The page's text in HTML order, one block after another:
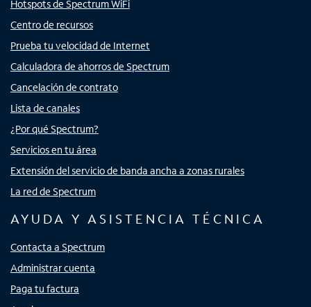
Hotspots de Spectrum WiFi
Centro de recursos
Prueba tu velocidad de Internet
Calculadora de ahorros de Spectrum
Cancelación de contrato
Lista de canales
¿Por qué Spectrum?
Servicios en tu área
Extensión del servicio de banda ancha a zonas rurales
La red de Spectrum
AYUDA Y ASISTENCIA TÉCNICA
Contacta a Spectrum
Administrar cuenta
Paga tu factura